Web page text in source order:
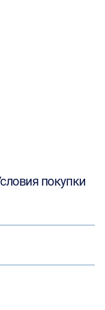
покупки